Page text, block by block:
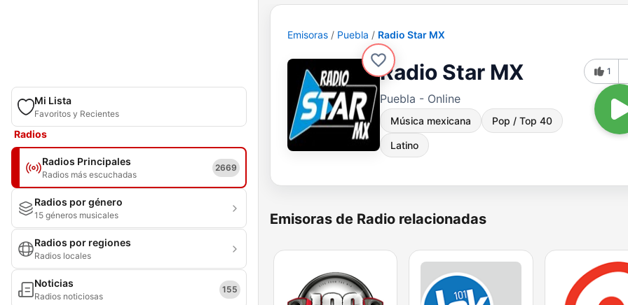
Mi Lista
Favoritos y Recientes
Radios
Radios Principales
Radios más escuchadas
2669
Radios por género
15 géneros musicales
Radios por regiones
Radios locales
Noticias
Radios noticiosas
155
Emisoras Puebla Radio Star MX
Radio Star MX
Puebla - Online
Música mexicana Pop / Top 40
Latino
1
Emisoras de Radio relacionadas